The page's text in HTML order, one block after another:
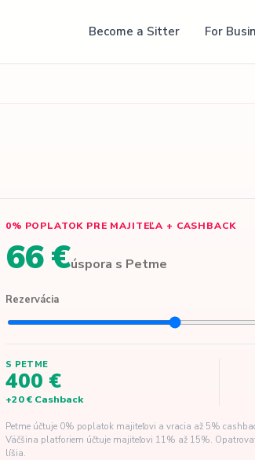
Become a Sitter For
0% POPLATOK PRE MAJITEĽA + CASHBACK
66 €úspora s Petme
Rezervácia
S PETME
400 €
+20 € Cashback
Petme účtuje 0% poplatok majiteľovi a vracia až 5%
Väčšina platforiem účtuje majiteľovi 11% až 15%.
líšia.